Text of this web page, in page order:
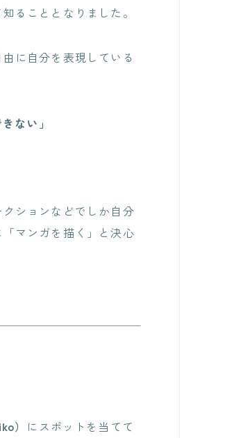
ることとなりました。
に自分を表現している
ない」
ションなどでしか自分
マンガを描く」と決心
）
にスポットを当てて